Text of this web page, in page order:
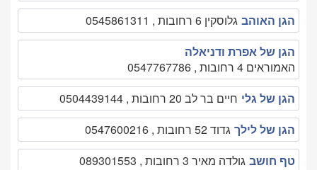
הגן האוהב גלוסקין 6 רחובות , 0545861311
הגן של אפרת ודניאלה
האמוראים 4 רחובות , 0547767786
הגן של גלי חיים בר לב 20 רחובות , 0504439144
הגן של לילך גדוד 52 רחובות , 0547600216
טף חושב גולדה מאיר 3 רחובות , 089301553